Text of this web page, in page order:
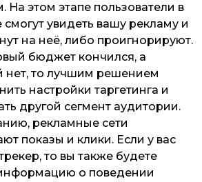
этом этапе пользователи в
смогут увидеть вашу рекламу и
на неё, либо проигнорируют.
бюджет кончился, а
нет, то лучшим решением
настройки таргетинга и
другой сегмент аудитории.
рекламные сети
показы и клики. Если у вас
то вы также будете
о поведении